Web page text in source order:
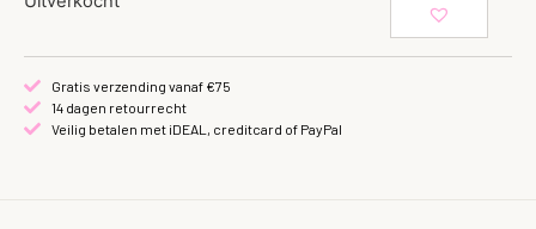
Gratis verzending vanaf €75
14 dagen retourrecht
Veilig betalen met iDEAL, creditcard of PayPal